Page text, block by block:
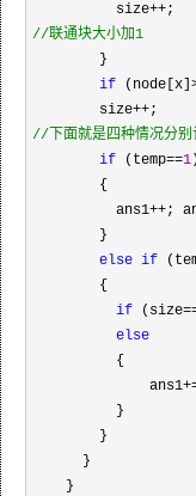
          size++
//联通块大小加1
        }
if
        size
++
// 下面就是四种情况分
if (temp==1
        {
          ans1
++;
        }
else if
        {
if
else
          {
              ans1
          }
        }
      }
    }